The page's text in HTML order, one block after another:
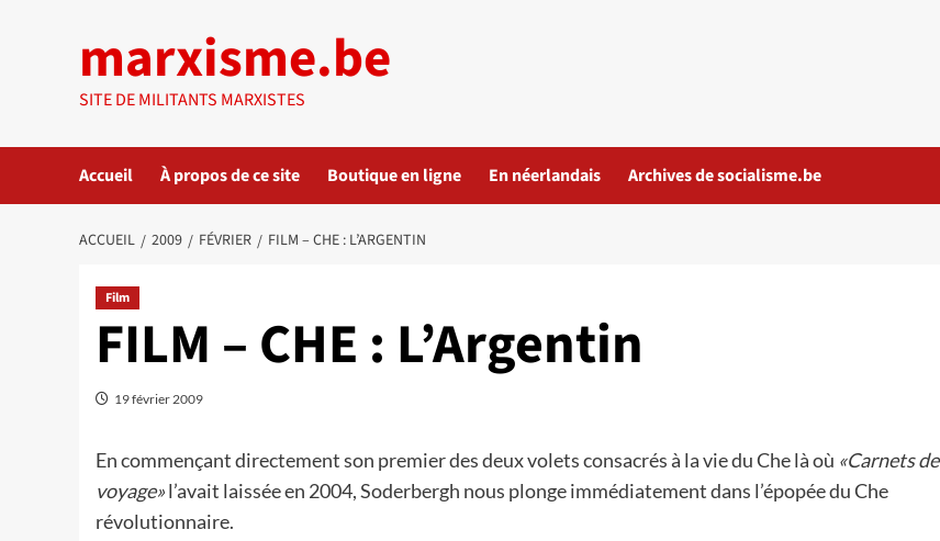
marxisme.be
SITE DE MILITANTS MARXISTES
Accueil À propos de ce site Boutique en ligne En néerlandais Archives de socialisme.be
ACCUEIL 2009 FÉVRIER FILM – CHE : L’ARGENTIN
Film
FILM – CHE : L’Argentin
19 février 2009
En commençant directement son premier des deux volets consacrés à la vie du Che là où «Carnets de
voyage»l’avait laissée en 2004, Soderbergh nous plonge immédiatement dans l’épopée du Che
révolutionnaire.